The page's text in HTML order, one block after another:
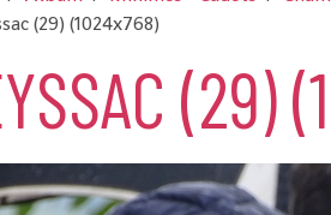
(29) (1024x768)
(29)